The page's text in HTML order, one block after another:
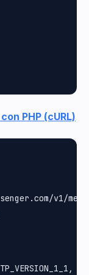
PHP (cURL)
v1/